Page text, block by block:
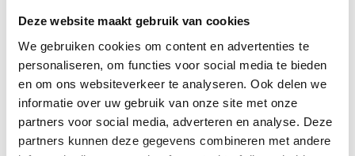
Deze website maakt gebruik van cookies
We gebruiken cookies om content en advertenties te
personaliseren, om functies voor social media te bieden
en om ons websiteverkeer te analyseren. Ook delen we
informatie over uw gebruik van onze site met onze
partners voor social media, adverteren en analyse. Deze
partners kunnen deze gegevens combineren met andere
Geschikt voor de vaatwasmachine tot 70 graden
Kleur: rood
Geschikt voor rechtshandige
Specificaties
Lengte
17 cm